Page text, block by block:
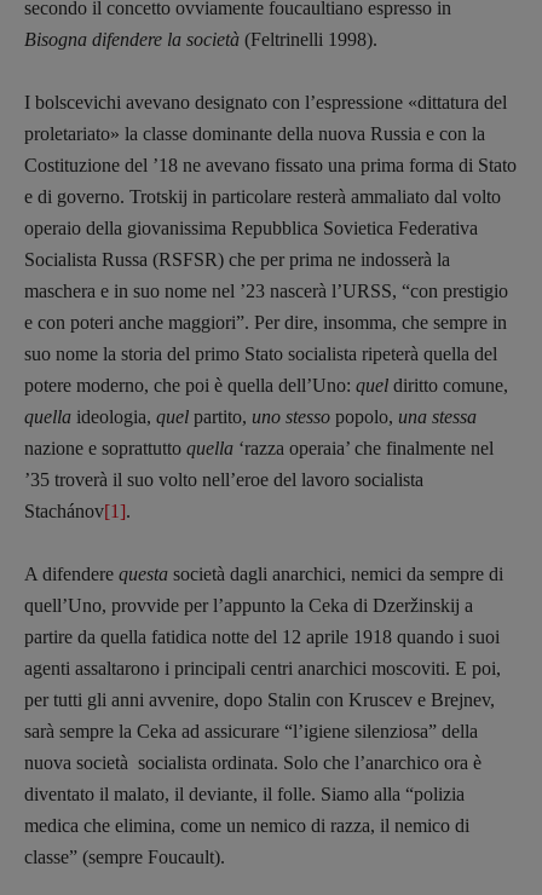
Recensioni
Primo Piano
Interviste
RUBRICHE
presente
Fumetti
Libro & Film
Pulp for kids
Opera prima
DOSSIER
12 dicembre
Blade Runner 40
secondo il concetto ovviamente foucaultiano espresso in
Bisogna difendere la società (Feltrinelli 1998).
I bolscevichi avevano designato con l’espressione «dittatura del
proletariato» la classe dominante della nuova Russia e con la
Costituzione del ’18 ne avevano fissato una prima forma di Stato
e di governo. Trotskij in particolare resterà ammaliato dal volto
operaio della giovanissima Repubblica Sovietica Federativa
Socialista Russa (RSFSR) che per prima ne indosserà la
maschera e in suo nome nel ’23 nascerà l’URSS, “con prestigio
e con poteri anche maggiori”. Per dire, insomma, che sempre in
suo nome la storia del primo Stato socialista ripeterà quella del
potere moderno, che poi è quella dell’Uno: quel diritto comune,
quella ideologia, quel partito, uno stesso popolo, una stessa
nazione e soprattutto quella ‘razza operaia’ che finalmente nel
’35 troverà il suo volto nell’eroe del lavoro socialista
Stachánov[1].
A difendere questa società dagli anarchici, nemici da sempre di
quell’Uno, provvide per l’appunto la Ceka di Dzeržinskij a
partire da quella fatidica notte del 12 aprile 1918 quando i suoi
agenti assaltarono i principali centri anarchici moscoviti. E poi,
per tutti gli anni avvenire, dopo Stalin con Kruscev e Brejnev,
sarà sempre la Ceka ad assicurare “l’igiene silenziosa” della
nuova società socialista ordinata. Solo che l’anarchico ora è
diventato il malato, il deviante, il folle. Siamo alla “polizia
medica che elimina, come un nemico di razza, il nemico di
classe” (sempre Foucault).